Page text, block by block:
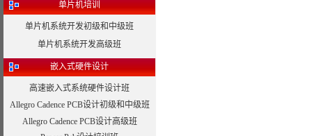
单片机培训
单片机系统开发初级和中级班
单片机系统开发高级班
嵌入式硬件设计
高速嵌入式系统硬件设计班
Allegro Cadence PCB设计初级和中级班
Allegro Cadence PCB设计高级班